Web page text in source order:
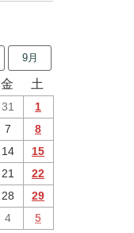
9月
金 土
31
1
7
8
14
15
21
22
28
29
4 5